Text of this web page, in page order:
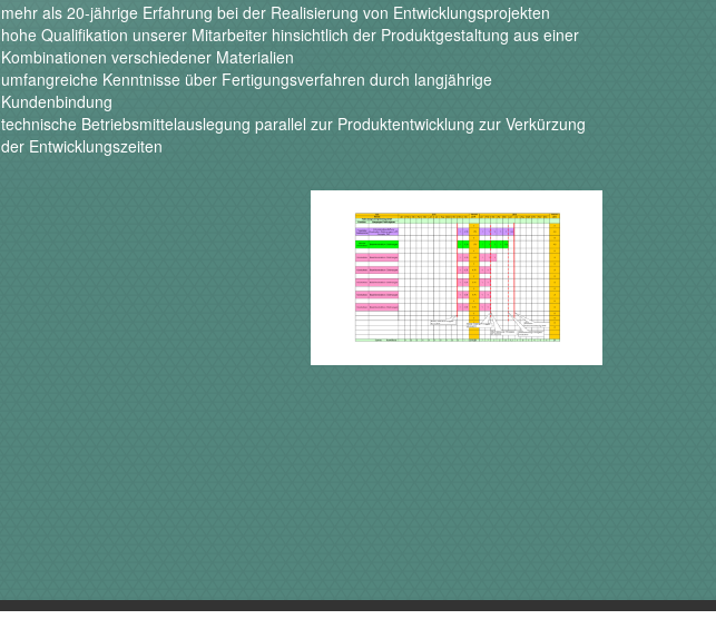
mehr als 20-jährige Erfahrung bei der Realisierung von Entwicklungsprojekten
hohe Qualifikation unserer Mitarbeiter hinsichtlich der Produktgestaltung aus einer
Kombinationen verschiedener Materialien
umfangreiche Kenntnisse über Fertigungsverfahren durch langjährige
Kundenbindung
technische Betriebsmittelauslegung parallel zur Produktentwicklung zur Verkürzung
der Entwicklungszeiten